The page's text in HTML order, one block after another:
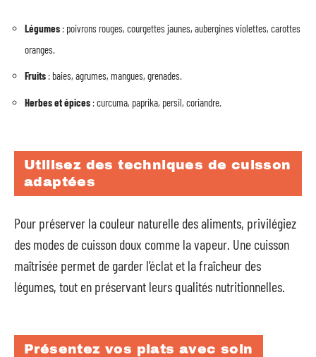
Légumes : poivrons rouges, courgettes jaunes, aubergines violettes, carottes
oranges.
Fruits : baies, agrumes, mangues, grenades.
Herbes et épices : curcuma, paprika, persil, coriandre.
Utilisez des techniques de cuisson
adaptées
Pour préserver la couleur naturelle des aliments, privilégiez
des modes de cuisson doux comme la vapeur. Une cuisson
maîtrisée permet de garder l’éclat et la fraîcheur des
légumes, tout en préservant leurs qualités nutritionnelles.
Présentez vos plats avec soin